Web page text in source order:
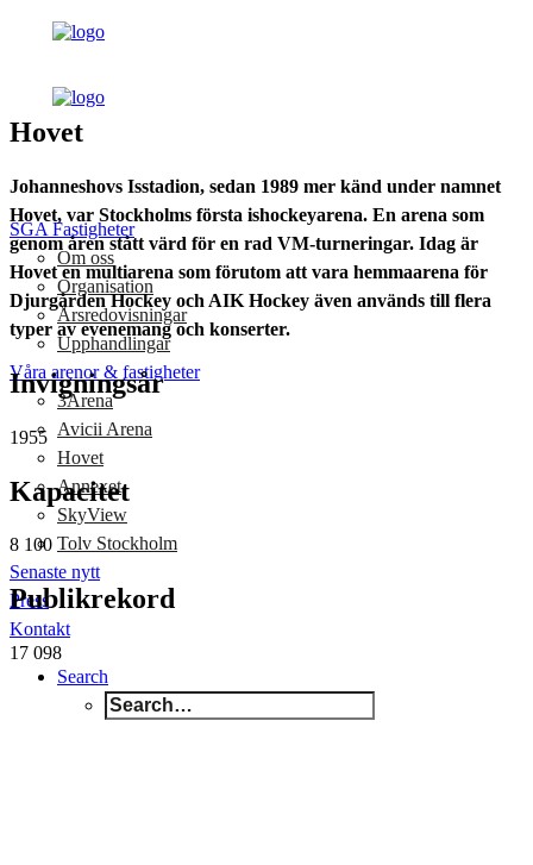
SGA Fastigheter
Om oss
Organisation
Årsredovisningar
Upphandlingar
Våra arenor & fastigheter
3Arena
Avicii Arena
Hovet
Annexet
SkyView
Tolv Stockholm
Senaste nytt
Press
Kontakt
Search
Hovet
Johanneshovs Isstadion, sedan 1989 mer känd under namnet
Hovet, var Stockholms första ishockeyarena. En arena som
genom åren stått värd för en rad VM-turneringar. Idag är
Hovet en multiarena som förutom att vara hemmaarena för
Djurgården Hockey och AIK Hockey även används till flera
typer av evenemang och konserter.
Invigningsår
1955
Kapacitet
8 100
Publikrekord
17 098